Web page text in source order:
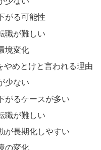
がる可能性
職が難しい
境変化
やめとけと言われる理由
少ない
がるケースが多い
職が難しい
が長期化しやすい
の変化